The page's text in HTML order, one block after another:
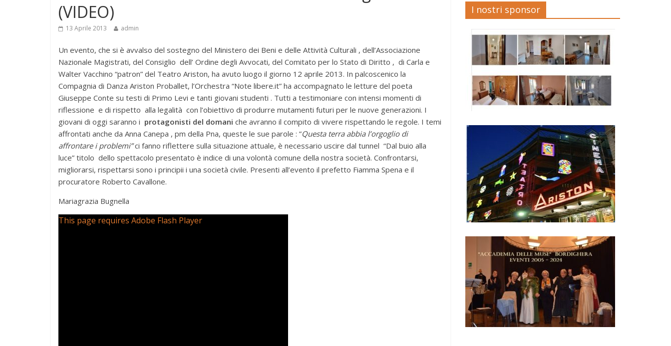
(VIDEO)
13 Aprile 2013 admin
Un evento, che si è avvalso del sostegno del Ministero dei Beni e delle Attività Culturali , dell’Associazione
Nazionale Magistrati, del Consiglio dell’ Ordine degli Avvocati, del Comitato per lo Stato di Diritto , di Carla e
Walter Vacchino “patron” del Teatro Ariston, ha avuto luogo il giorno 12 aprile 2013. In palcoscenico la
Compagnia di Danza Ariston Proballet, l’Orchestra “Note libere.it” ha accompagnato le letture del poeta
Giuseppe Conte su testi di Primo Levi e tanti giovani studenti . Tutti a testimoniare con intensi momenti di
riflessione e di rispetto alla legalità con l’obiettivo di produrre mutamenti futuri per le nuove generazioni. I
giovani di oggi saranno i protagonisti del domani che avranno il compito di vivere rispettando le regole. I temi
affrontati anche da Anna Canepa , pm della Pna, queste le sue parole : ”Questa terra abbia l’orgoglio di
affrontare i problemi”ci fanno riflettere sulla situazione attuale, è necessario uscire dal tunnel “Dal buio alla
luce” titolo dello spettacolo presentato è indice di una volontà comune della nostra società. Confrontarsi,
migliorarsi, rispettarsi sono i principii i una società civile. Presenti all’evento il prefetto Fiamma Spena e il
procuratore Roberto Cavallone.
Mariagrazia Bugnella
This page requires Adobe Flash Player
I nostri sponsor